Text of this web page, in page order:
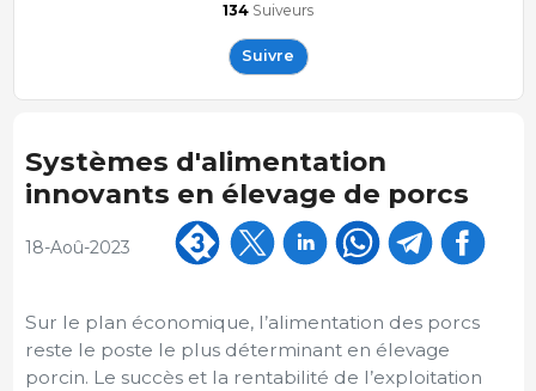
134 Suiveurs
Suivre
Systèmes d'alimentation
innovants en élevage de porcs
18-Aoû-2023
Sur le plan économique, l’alimentation des porcs
reste le poste le plus déterminant en élevage
porcin. Le succès et la rentabilité de l’exploitation